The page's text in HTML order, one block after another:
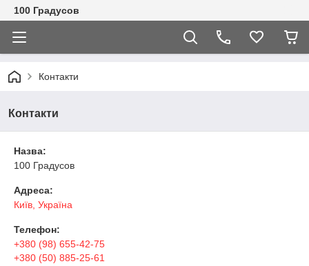
100 Градусов
Контакти
Контакти
Назва:
100 Градусов
Адреса:
Київ, Україна
Телефон:
+380 (98) 655-42-75
+380 (50) 885-25-61